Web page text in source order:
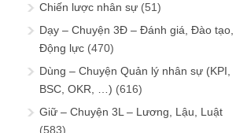
Chiến lược nhân sự (51)
Dạy – Chuyện 3Đ – Đánh giá, Đào tạo,
Động lực (470)
Dùng – Chuyện Quản lý nhân sự (KPI,
BSC, OKR, …) (616)
Giữ – Chuyện 3L – Lương, Lậu, Luật
(583)